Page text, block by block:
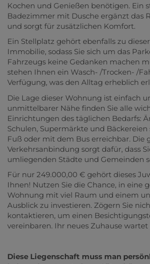
Kochen und Genießen benötigen. Ein
Badezimmer mit Dusche ergänzt das
und sorgt für zusätzlichen Komfort.
Ein Stellplatz gehört ebenfalls zu
Immobilie, sodass Sie sich um das
Fahrzeugs keine Gedanken machen
stehen Ihnen ein Wasch- /Trocken- /
Verfügung, was den Alltag erheblich
Die Lage dieser Wohnung ist einfach
unmittelbarer Nähe finden Sie alle
Einrichtungen des täglichen Bedarfs:
Schulen, Supermärkte und
Fuß oder mit dem Bus erreichbar. Die
Verkehrsanbindung sorgt dafür, dass
umliegenden Städte und Gemeinden
Für nur 249.000,00 € gehört dieses
Ihnen! Nutzen Sie die Chance, in eine
Wohnung mit viel Raum und einem
Ausblick zu investieren. Zögern Sie
kontaktieren, um einen
vereinbaren. Ihr neues Zuhause wartet
Diese Liegenschaft muss man